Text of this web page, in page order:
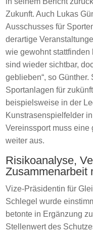
Zukunft. Auch Lukas
Ausschusses für
derartige
wie gewohnt stattfinden
sind wieder sichtbar,
geblieben“, so
Sportanlagen für
beispielsweise in der
Kunstrasenspielfelder
Vereinssport muss eine
weiter aus.
Risikoanalyse,
Zusammenarbeit
Vize-Präsidentin für
Schlegel wurde
betonte in Ergänzung
Stellenwert des